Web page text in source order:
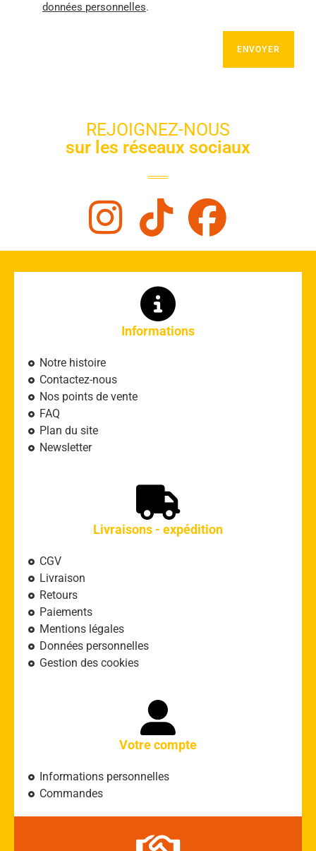
données personnelles.
REJOIGNEZ-NOUS
sur les réseaux sociaux
Informations
Notre histoire
Contactez-nous
Nos points de vente
FAQ
Plan du site
Newsletter
Livraisons - expédition
CGV
Livraison
Retours
Paiements
Mentions légales
Données personnelles
Gestion des cookies
Votre compte
Informations personnelles
Commandes